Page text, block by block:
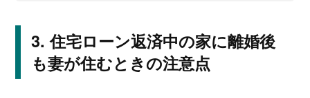
住宅ローン返済中の家に離婚後
も妻が住むときの注意点